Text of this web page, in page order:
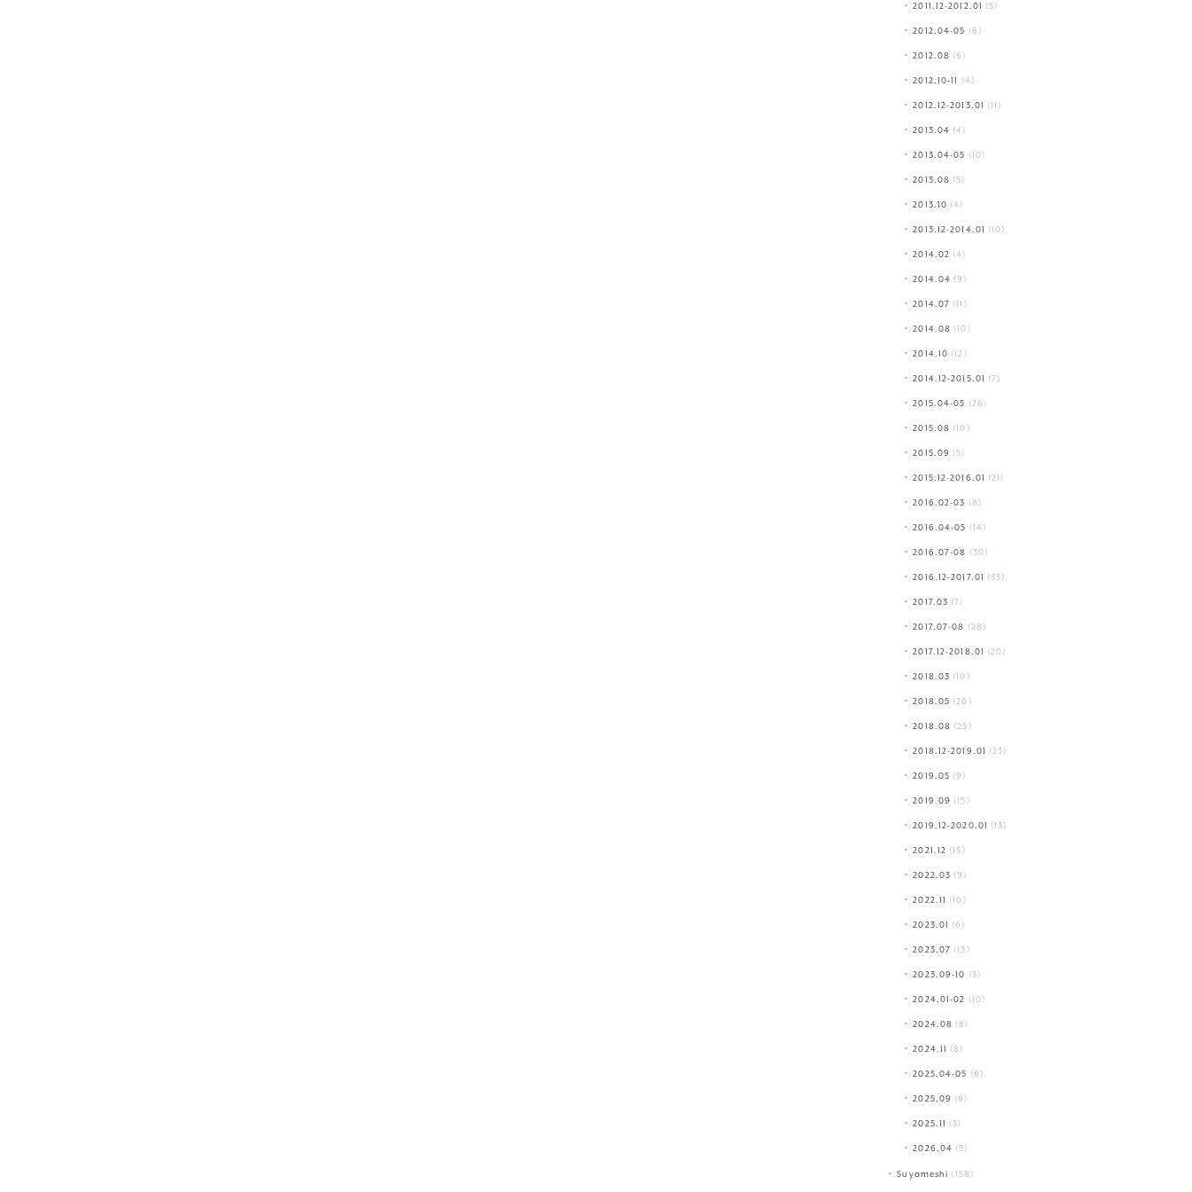
2011.12-2012.01 (5)
2012.04-05 (8)
2012.08 (6)
2012.10-11 (4)
2012.12-2013.01 (11)
2013.04 (4)
2013.04-05 (10)
2013.08 (5)
2013.10 (4)
2013.12-2014.01 (10)
2014.02 (4)
2014.04 (9)
2014.07 (11)
2014.08 (10)
2014.10 (12)
2014.12-2015.01 (7)
2015.04-05 (26)
2015.08 (10)
2015.09 (5)
2015.12-2016.01 (21)
2016.02-03 (8)
2016.04-05 (14)
2016.07-08 (30)
2016.12-2017.01 (33)
2017.03 (7)
2017.07-08 (28)
2017.12-2018.01 (20)
2018.03 (10)
2018.05 (26)
2018.08 (25)
2018.12-2019.01 (23)
2019.05 (9)
2019.09 (15)
2019.12-2020.01 (13)
2021.12 (15)
2022.03 (9)
2022.11 (10)
2023.01 (6)
2023.07 (13)
2023.09-10 (3)
2024.01-02 (10)
2024.08 (8)
2024.11 (8)
2025.04-05 (6)
2025.09 (9)
2025.11 (3)
2026.04 (5)
Suyameshi (158)